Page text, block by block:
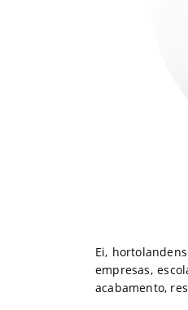
Ei,
empresas,
acabamento,